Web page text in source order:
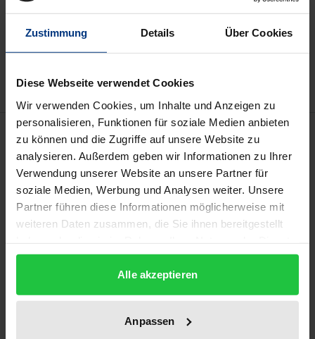
Zustimmung Details Über Cookies
Diese Webseite verwendet Cookies
Wir verwenden Cookies, um Inhalte und Anzeigen zu
personalisieren, Funktionen für soziale Medien anbieten
zu können und die Zugriffe auf unsere Website zu
analysieren. Außerdem geben wir Informationen zu Ihrer
Verwendung unserer Website an unsere Partner für
soziale Medien, Werbung und Analysen weiter. Unsere
Partner führen diese Informationen möglicherweise mit
weiteren Daten zusammen, die Sie ihnen bereitgestellt
gesammelt haben.
Alle akzeptieren
Anpassen
Add to Cart
Add to Wish List
Description
Nach zwei Jahrzehnten Verhandlung gelang in der
Metall- und Elektroindustrie der Abschluss von
Entgeltrahmenabkommen (ERA), die bislang für
Arbeiter und Angestellte unterschiedliche
Regelungen bei der Bestimmung von Grundentgelt
und Leistungsvergütung vereinheitlichen. Die
Tarifvertragsparteien betonen, damit eine
entsprechende und gerechte Bewertungssystematik